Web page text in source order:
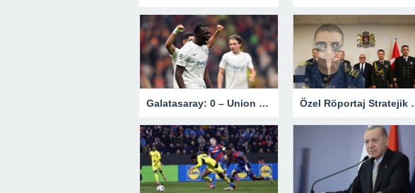
Galatasaray: 0 – Union Saint-Gilloise: 1 | MAÇ SONUCU ! Özel Röportaj Stratejik Deniz